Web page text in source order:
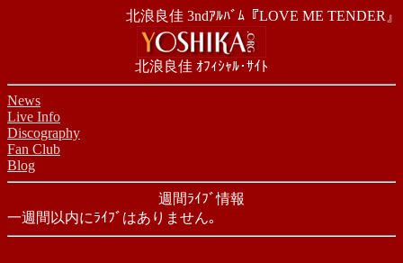
北浪良佳 3ndｱﾙﾊﾞﾑ『LOVE ME TENDER』
北浪良佳 ｵﾌｨｼｬﾙ･ｻｲﾄ
News
Live Info
Discography
Fan Club
Blog
週間ﾗｲﾌﾞ情報
一週間以内にﾗｲﾌﾞはありません｡